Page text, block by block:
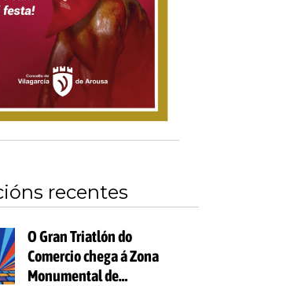
recentes
O Gran Triatlón do
Comercio chega á Zona
Monumental de